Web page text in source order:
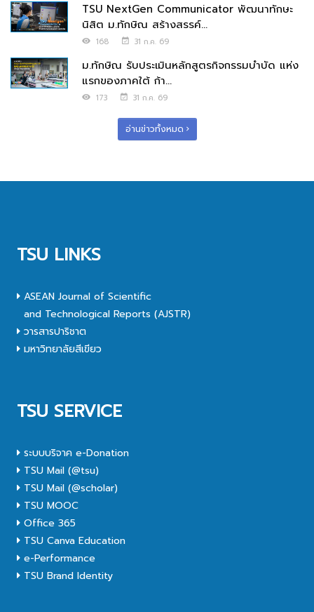
TSU NextGen Communicator พัฒนาทักษะ
นิสิต ม.ทักษิณ สร้างสรรค์...
168 31 ก.ค. 69
ม.ทักษิณ รับประเมินหลักสูตรกิจกรรมบำบัด แห่ง
แรกของภาคใต้ ก้า...
173 31 ก.ค. 69
อ่านข่าวทั้งหมด
TSU LINKS
ASEAN Journal of Scientific
and Technological Reports (AJSTR)
วารสารปาริชาต
มหาวิทยาลัยสีเขียว
TSU SERVICE
ระบบบริจาค e-Donation
TSU Mail (@tsu)
TSU Mail (@scholar)
TSU MOOC
Office 365
TSU Canva Education
e-Performance
TSU Brand Identity